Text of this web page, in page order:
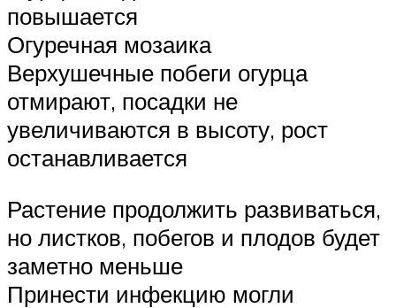
повышается
Огуречная мозаика
Верхушечные побеги огурца
отмирают, посадки не
увеличиваются в высоту, рост
останавливается
Растение продолжить развиваться,
но листков, побегов и плодов будет
заметно меньше
Принести инфекцию могли